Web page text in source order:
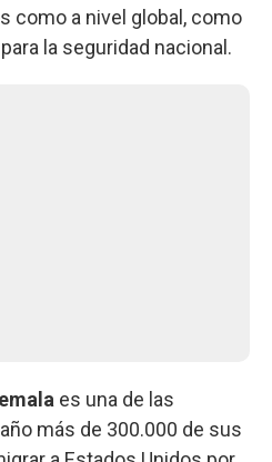
como a nivel global, como
la seguridad nacional.
es una de las
más de 300.000 de sus